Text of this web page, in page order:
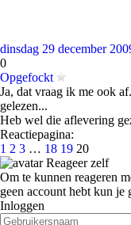
dinsdag 29 december
0
Opgefockt
Ja, dat vraag ik me ook
gelezen...
Heb wel die aflevering
Reactiepagina:
1 2 3 … 18 19 20
Reageer zelf
Om te kunnen reageren
geen account hebt kun je
Inloggen